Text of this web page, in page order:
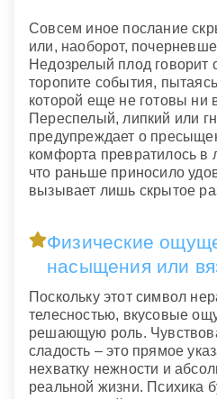
Совсем иное послание
или, наоборот,
Недозрелый плод говорит
торопите события,
которой еще не готовы ни
Переспелый, липкий или
предупреждает о
комфорта превратилось в
что раньше приносило
вызывает лишь скрытое
Физические
насыщения или
Поскольку этот символ
телесностью, вкусовые
решающую роль.
сладость – это прямое
нехватку нежности и
реальной жизни. Психика